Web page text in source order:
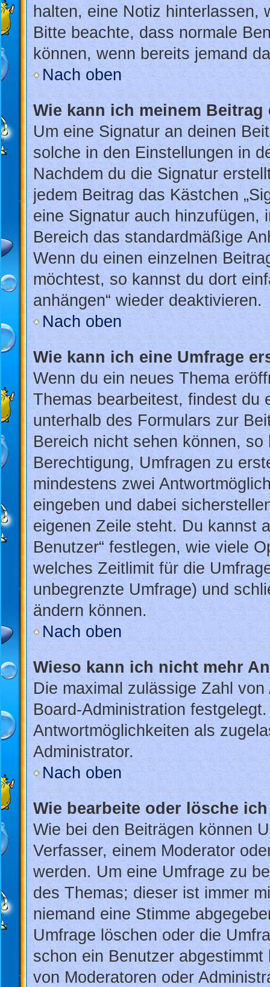
halten, eine Notiz hinterlassen,
Bitte beachte, dass normale
können, wenn bereits jemand
Nach oben
Wie kann ich meinem
Um eine Signatur an deinen
solche in den Einstellungen in
Nachdem du die Signatur
jedem Beitrag das Kästchen
eine Signatur auch hinzufügen,
Bereich das standardmäßige
Wenn du einen einzelnen
möchtest, so kannst du dort
anhängen“ wieder deaktivieren.
Nach oben
Wie kann ich eine Umfrage
Wenn du ein neues Thema
Themas bearbeitest, findest du
unterhalb des Formulars zur
Bereich nicht sehen können,
Berechtigung, Umfragen zu
mindestens zwei
eingeben und dabei
eigenen Zeile steht. Du kannst
Benutzer“ festlegen, wie viele
welches Zeitlimit für die
unbegrenzte Umfrage) und
ändern können.
Nach oben
Wieso kann ich nicht mehr
Die maximal zulässige Zahl
Board-Administration
Antwortmöglichkeiten als
Administrator.
Nach oben
Wie bearbeite oder lösche
Wie bei den Beiträgen können
Verfasser, einem Moderator
werden. Um eine Umfrage zu
des Themas; dieser ist immer
niemand eine Stimme
Umfrage löschen oder die
schon ein Benutzer
von Moderatoren oder